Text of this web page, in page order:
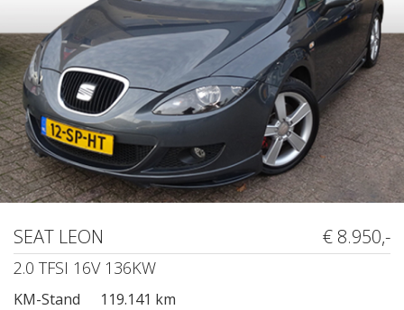
SEAT LEON € 8.950,-
2.0 TFSI 16V 136KW
KM-Stand
119.141 km